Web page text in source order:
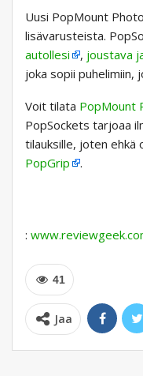
Uusi PopMount
lisävarusteista.
autollesi
, joustava
joka sopii puhelimiin,
Voit tilata PopMount
PopSockets tarjoaa
tilauksille, joten ehkä
PopGrip
.
:
41
Jaa